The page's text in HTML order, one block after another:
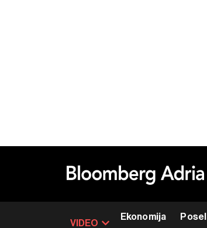
VIDEO
Ekonomija Posel